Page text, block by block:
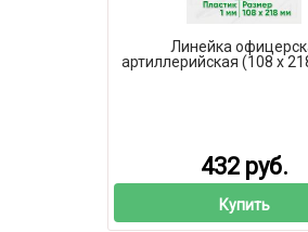
Линейка
артиллерийская (108 х
432 руб.
Купить